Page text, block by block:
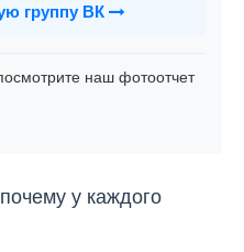
группу ВК
наш фотоотчет
у каждого